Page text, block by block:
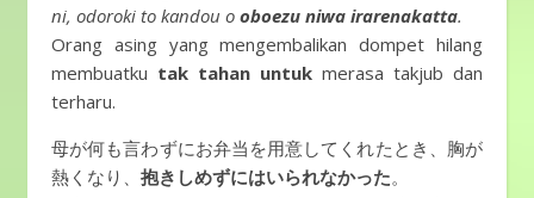
ni, odoroki to kandou o oboezu niwa irarenakatta.
Orang asing yang mengembalikan dompet hilang
membuatku tak tahan untuk merasa takjub dan
terharu.
母が何も言わずにお弁当を用意してくれたとき、胸が
熱くなり、 抱きしめずにはいられなかった。